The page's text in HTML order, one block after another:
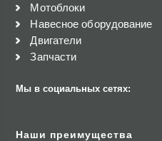
Мотоблоки
Навесное оборудование
Двигатели
Запчасти
Мы в социальных сетях:
Наши преимущества